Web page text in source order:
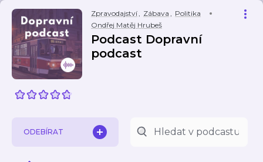
Zpravodajství, Zábava , Politika
Ondřej Matěj Hrubeš
Podcast Dopravní
podcast
ODEBÍRAT